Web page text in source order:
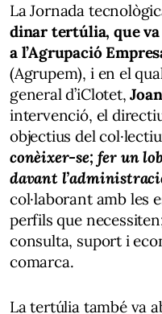
La Jornada
dinar tertúlia, que
a l’Agrupació
(Agrupem), i en el
general d’iClotet,
intervenció, el
objectius del
conèixer-se; fer un
davant
col·laborant amb les
perfils que
consulta, suport i
comarca.
La tertúlia també va